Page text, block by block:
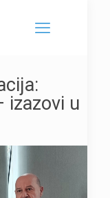
izazovi u